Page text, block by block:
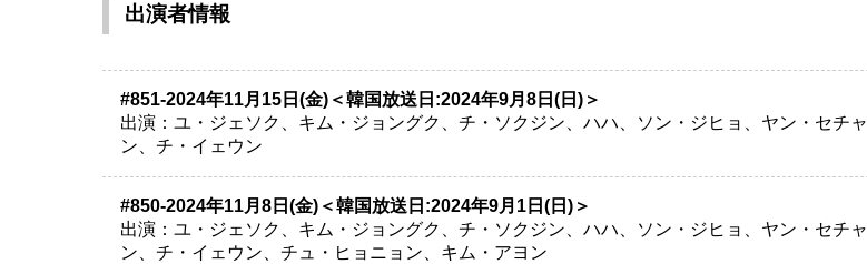
出演者情報
#851-2024年11月15日(金)＜韓国放送日:2024年9月8日(日)＞
出演：ユ・ジェソク、キム・ジョングク、チ・ソクジン、ハハ、ソン・ジヒョ、ヤン・セチャ
ン、チ・イェウン
#850-2024年11月8日(金)＜韓国放送日:2024年9月1日(日)＞
出演：ユ・ジェソク、キム・ジョングク、チ・ソクジン、ハハ、ソン・ジヒョ、ヤン・セチャ
ン、チ・イェウン、チュ・ヒョニョン、キム・アヨン